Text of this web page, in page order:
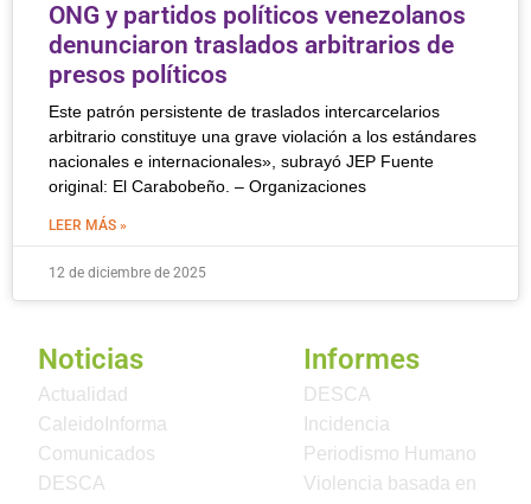
ONG y partidos políticos venezolanos
denunciaron traslados arbitrarios de
presos políticos
Este patrón persistente de traslados intercarcelarios
arbitrario constituye una grave violación a los estándares
nacionales e internacionales», subrayó JEP Fuente
original: El Carabobeño. – Organizaciones
LEER MÁS »
12 de diciembre de 2025
Noticias
Actualidad
CaleidoInforma
Comunicados
DESCA
Informes
DESCA
Incidencia
Periodismo Humano
Violencia basada en